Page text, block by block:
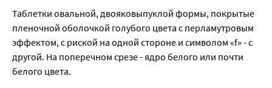
Таблетки овальной, двояковыпуклой формы, покрытые
пленочной оболочкой голубого цвета с перламутровым
эффектом, с риской на одной стороне и символом «f» - с
другой. На поперечном срезе - ядро белого или почти
белого цвета.